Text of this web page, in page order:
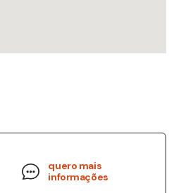
quero mais
informações